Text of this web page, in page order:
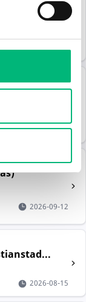
2026-08-15
eller...
2026-08-20
2026-09-12
2026-08-15